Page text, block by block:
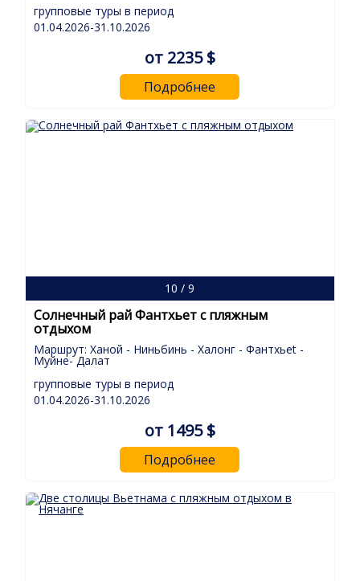
групповые туры в период
01.04.2026-31.10.2026
от 2235 $
Подробнее
10 / 9
Солнечный рай Фантхьет с пляжным
отдыхом
Маршрут: Ханой - Ниньбинь - Халонг - Фантхьеt -
Муйне- Далат
групповые туры в период
01.04.2026-31.10.2026
от 1495 $
Подробнее